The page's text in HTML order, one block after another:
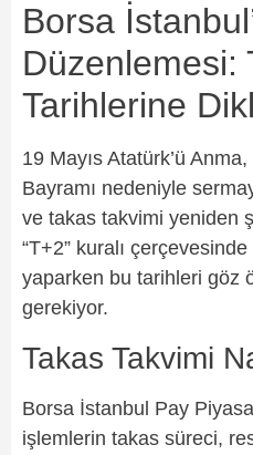
Borsa
Düzenlemesi:
Tarihlerine
19 Mayıs Atatürk’ü
Bayramı nedeniyle
ve takas takvimi yeniden
“T+2” kuralı
yaparken bu tarihleri göz
gerekiyor.
Takas Takvimi
Borsa İstanbul Pay
işlemlerin takas süreci,